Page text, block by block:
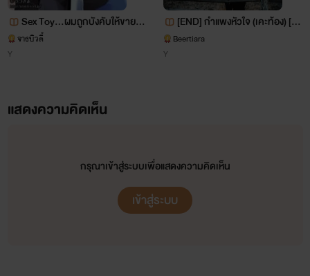
Sex Toy…ผมถูกบังคับให้ขายตั
ว!! Yaoi (Boy’s Love) 18+ EN
จางบิวตี้
Y
[END] กำแพงหัวใจ (เคะท้อง) [จ
บแล้วจ้า]
Beertiara
Y
แสดงความคิดเห็น
กรุณาเข้าสู่ระบบเพื่อแสดงความคิดเห็น
เข้าสู่ระบบ